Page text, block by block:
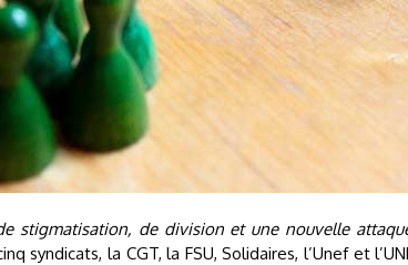
stigmatisation, de division et une nouvelle
syndicats, la CGT, la FSU, Solidaires, l’Unef et